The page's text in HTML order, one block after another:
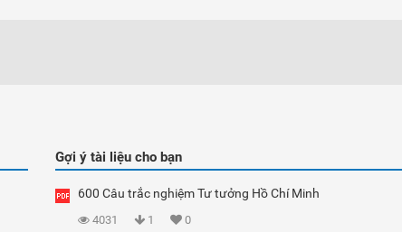
Gợi ý tài liệu cho bạn
600 Câu trắc nghiệm Tư tưởng Hồ Chí Minh
4031 1 0